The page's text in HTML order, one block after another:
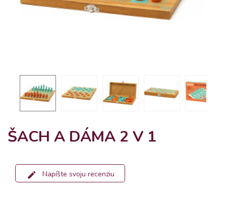
ŠACH A DÁMA 2 V 1
Napíšte svoju recenziu